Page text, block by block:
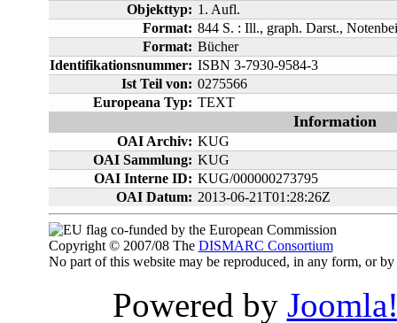
Objekttyp: 1. Aufl.
Format: 844 S. : Ill., graph. Darst.,
Format: Bücher
Identifikationsnummer: ISBN 3-7930-9584-3
Ist Teil von: 0275566
Europeana Typ: TEXT
Information
OAI Archiv: KUG
OAI Sammlung: KUG
OAI Interne ID: KUG/000000273795
OAI Datum: 2013-06-21T01:28:26Z
co-funded by the European Commission
Copyright © 2007/08 The DISMARC Consortium
No part of this website may be reproduced, in any form, or
Powered by